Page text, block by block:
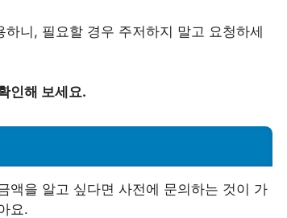
니, 필요할 경우 주저하지 말고 요청하세
인해 보세요.
액을 알고 싶다면 사전에 문의하는 것이 가
요.